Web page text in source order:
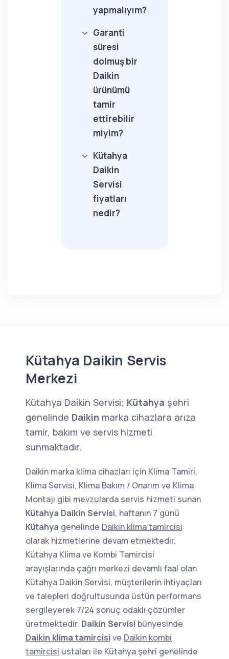
yapmalıyım?
Garanti
süresi
dolmuş bir
Daikin
ürünümü
tamir
ettirebilir
miyim?
Kütahya
Daikin
Servisi
fiyatları
nedir?
Kütahya Daikin Servis
Merkezi
Kütahya Daikin Servisi; Kütahya şehri
genelinde Daikin marka cihazlara arıza
tamir, bakım ve servis hizmeti
sunmaktadır.
Daikin marka klima cihazları için Klima Tamiri,
Klima Servisi, Klima Bakım / Onarım ve Klima
Montajı gibi mevzularda servis hizmeti sunan
Kütahya Daikin Servisi, haftanın 7 günü
Kütahya genelinde Daikin klima tamircisi
olarak hizmetlerine devam etmektedir.
Kütahya Klima ve Kombi Tamircisi
arayışlarında çağrı merkezi devamlı faal olan
Kütahya Daikin Servisi, müşterilerin ihtiyaçları
ve talepleri doğrultusunda üstün performans
sergileyerek 7/24 sonuç odaklı çözümler
üretmektedir. Daikin Servisi bünyesinde
Daikin klima tamircisi ve Daikin kombi
tamircisi ustaları ile Kütahya şehri genelinde